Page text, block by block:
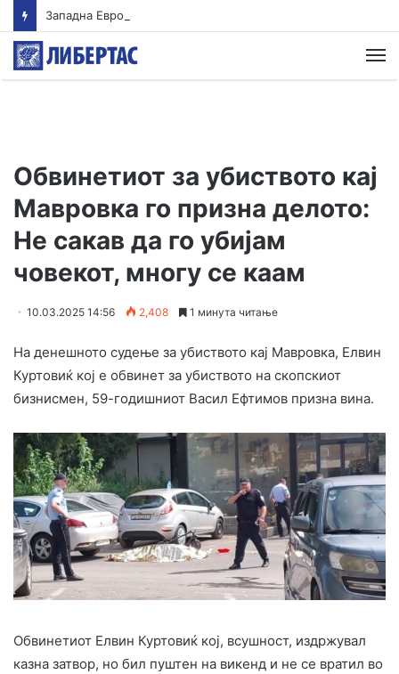
Обвинетиот за убиството кај
Мавровка го призна делото:
Не сакав да го убијам
човекот, многу се каам
10.03.2025 14:56 2,408 1 минута читање
На денешното судење за убиството кај Мавровка, Елвин
Куртовиќ кој е обвинет за убиството на скопскиот
бизнисмен, 59-годишниот Васил Ефтимов призна вина.
Обвинетиот Елвин Куртовиќ кој, всушност, издржувал
казна затвор, но бил пуштен на викенд и не се вратил во